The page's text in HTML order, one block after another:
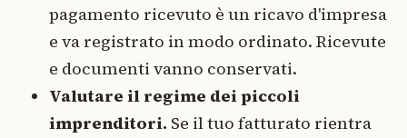
pagamento ricevuto è un ricavo d'impresa
e va registrato in modo ordinato. Ricevute
e documenti vanno conservati.
Valutare il regime dei piccoli
imprenditori. Se il tuo fatturato rientra